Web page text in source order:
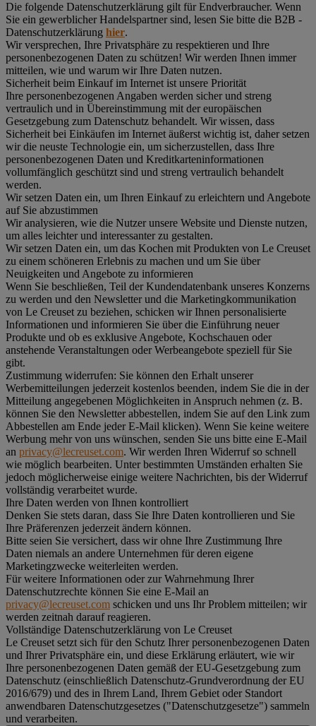
Die folgende Datenschutzerklärung gilt für Endverbraucher. Wenn
Sie ein gewerblicher Handelspartner sind, lesen Sie bitte die B2B -
Datenschutzerklärung hier.
Wir versprechen, Ihre Privatsphäre zu respektieren und Ihre
personenbezogenen Daten zu schützen! Wir werden Ihnen immer
mitteilen, wie und warum wir Ihre Daten nutzen.
Sicherheit beim Einkauf im Internet ist unsere Priorität
Ihre personenbezogenen Angaben werden sicher und streng
vertraulich und in Übereinstimmung mit der europäischen
Gesetzgebung zum Datenschutz behandelt. Wir wissen, dass
Sicherheit bei Einkäufen im Internet äußerst wichtig ist, daher setzen
wir die neuste Technologie ein, um sicherzustellen, dass Ihre
personenbezogenen Daten und Kreditkarteninformationen
vollumfänglich geschützt sind und streng vertraulich behandelt
werden.
Wir setzen Daten ein, um Ihren Einkauf zu erleichtern und Angebote
auf Sie abzustimmen
Wir analysieren, wie die Nutzer unsere Website und Dienste nutzen,
um alles leichter und interessanter zu gestalten.
Wir setzen Daten ein, um das Kochen mit Produkten von Le Creuset
zu einem schöneren Erlebnis zu machen und um Sie über
Neuigkeiten und Angebote zu informieren
Wenn Sie beschließen, Teil der Kundendatenbank unseres Konzerns
zu werden und den Newsletter und die Marketingkommunikation
von Le Creuset zu beziehen, schicken wir Ihnen personalisierte
Informationen und informieren Sie über die Einführung neuer
Produkte und ob es exklusive Angebote, Kochschauen oder
anstehende Veranstaltungen oder Werbeangebote speziell für Sie
gibt.
Zustimmung widerrufen: Sie können den Erhalt unserer
Werbemitteilungen jederzeit kostenlos beenden, indem Sie die in der
Mitteilung angegebenen Möglichkeiten in Anspruch nehmen (z. B.
können Sie den Newsletter abbestellen, indem Sie auf den Link zum
Abbestellen am Ende jeder E-Mail klicken). Wenn Sie keine weitere
Werbung mehr von uns wünschen, senden Sie uns bitte eine E-Mail
an privacy@lecreuset.com. Wir werden Ihren Widerruf so schnell
wie möglich bearbeiten. Unter bestimmten Umständen erhalten Sie
jedoch möglicherweise einige weitere Nachrichten, bis der Widerruf
vollständig verarbeitet wurde.
Ihre Daten werden von Ihnen kontrolliert
Denken Sie stets daran, dass Sie Ihre Daten kontrollieren und Sie
Ihre Präferenzen jederzeit ändern können.
Bitte seien Sie versichert, dass wir ohne Ihre Zustimmung Ihre
Daten niemals an andere Unternehmen für deren eigene
Marketingzwecke weiterleiten werden.
Für weitere Informationen oder zur Wahrnehmung Ihrer
Datenschutzrechte können Sie eine E-Mail an
privacy@lecreuset.com schicken und uns Ihr Problem mitteilen; wir
werden zeitnah darauf reagieren.
Vollständige Datenschutzerklärung von Le Creuset
Le Creuset setzt sich für den Schutz Ihrer personenbezogenen Daten
und Ihrer Privatsphäre ein, und diese Erklärung erläutert, wie wir
Ihre personenbezogenen Daten gemäß der EU-Gesetzgebung zum
Datenschutz (einschließlich Datenschutz-Grundverordnung der EU
2016/679) und des in Ihrem Land, Ihrem Gebiet oder Standort
anwendbaren Datenschutzgesetzes ("Datenschutzgesetze") sammeln
und verarbeiten.